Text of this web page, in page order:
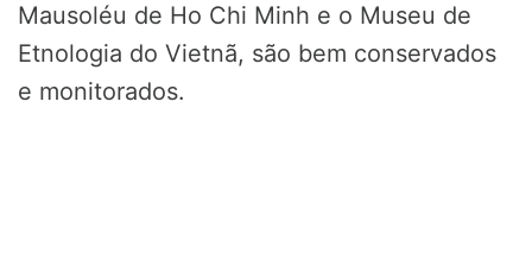
Mausoléu de Ho Chi Minh e o Museu de
Etnologia do Vietnã, são bem conservados
e monitorados.